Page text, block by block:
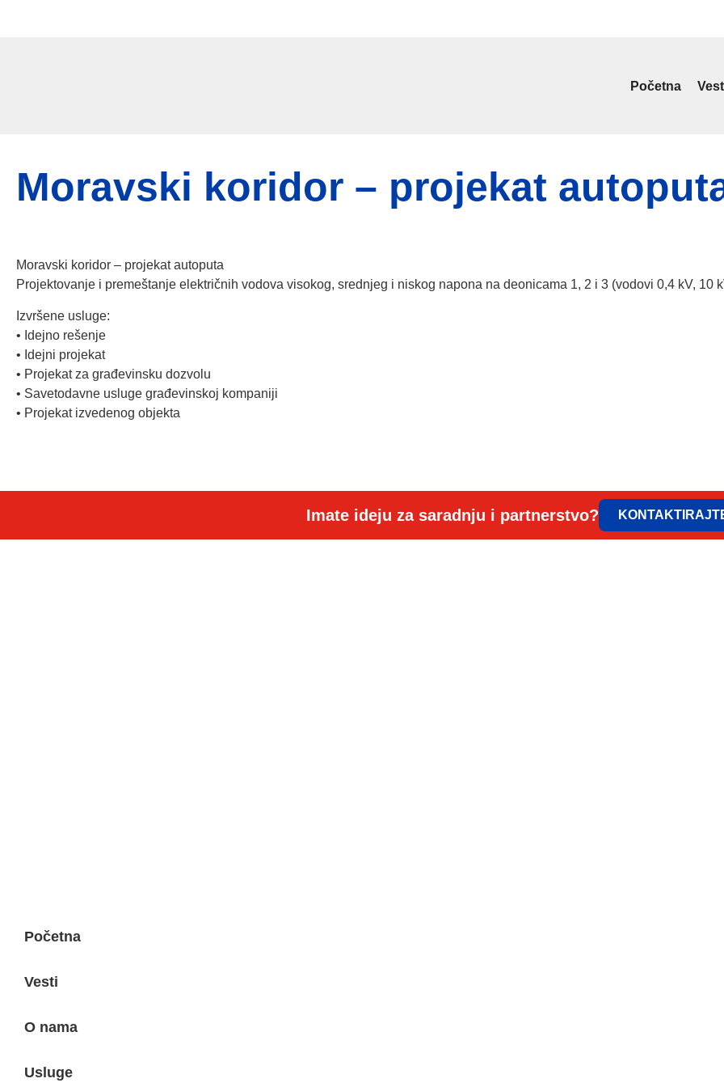
Početna
Moravski koridor – projekat
Moravski koridor – projekat autoputa
Projektovanje i premeštanje električnih vodova visokog, srednjeg i niskog napona na deonicama 1, 2 i 3 (vodovi 0,4 kV, 10
Izvršene usluge:
• Idejno rešenje
• Idejni projekat
• Projekat za građevinsku dozvolu
• Savetodavne usluge građevinskoj kompaniji
• Projekat izvedenog objekta
Imate ideju za saradnju i partnerstvo?
Početna
Vesti
O nama
Usluge